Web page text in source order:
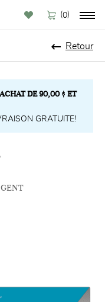
(0)
Retour
DE 90,00 $ ET
GRATUITE!